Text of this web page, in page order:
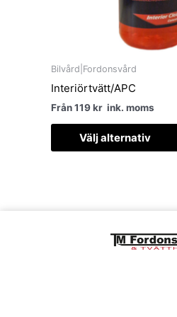
Bilvård|Fordonsvård
Interiörtvätt/APC
Från119kr ink. moms
Välj alternativ